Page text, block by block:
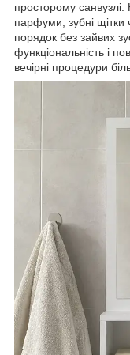
просторому санвузлі.
парфуми, зубні щітки
порядок без зайвих
функціональність і
вечірні процедури